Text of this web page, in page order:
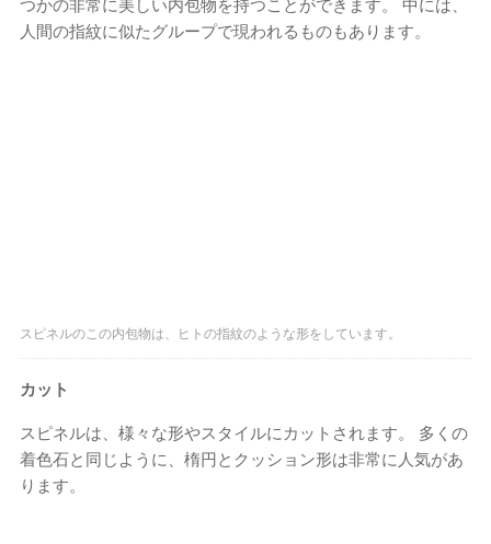
つかの非常に美しい内包物を持つことができます。 中には、
人間の指紋に似たグループで現われるものもあります。
スピネルのこの内包物は、ヒトの指紋のような形をしています。
カット
スピネルは、様々な形やスタイルにカットされます。 多くの
着色石と同じように、楕円とクッション形は非常に人気があ
ります。